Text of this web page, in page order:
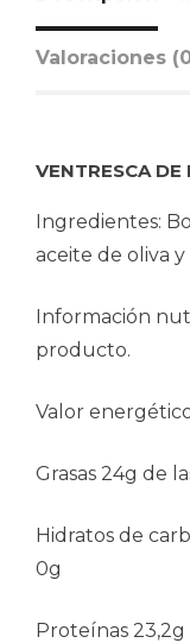
Valoraciones
VENTRESCA
Ingredientes:
aceite de oliva y
Información
producto.
Valor
Grasas 24g de
Hidratos de
0g
Proteínas 23,2g